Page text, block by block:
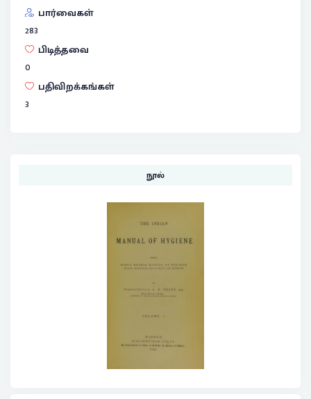
பார்வைகள்
283
பிடித்தவை
0
பதிவிறக்கங்கள்
3
நூல்